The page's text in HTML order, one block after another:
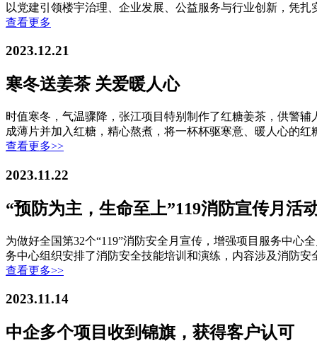
以党建引领楼宇治理、企业发展、公益服务与行业创新，凭
查看更多
2023.12.21
寒冬送姜茶 关爱暖人心
时值寒冬，气温骤降，张江项目特别制作了红糖姜茶，供警
成薄片并加入红糖，精心熬煮，将一杯杯驱寒意、暖人心的
查看更多>>
2023.11.22
“预防为主，生命至上”119消防宣传月活
为做好全国第32个“119”消防安全月宣传，增强项目服务中
务中心组织安排了消防安全技能培训和演练，内容涉及消防
查看更多>>
2023.11.14
中企多个项目收到锦旗，获得客户认可